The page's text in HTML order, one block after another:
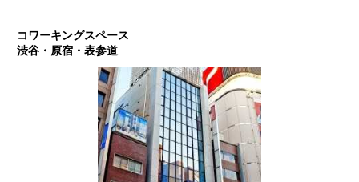
コワーキングスペース
渋谷・原宿・表参道